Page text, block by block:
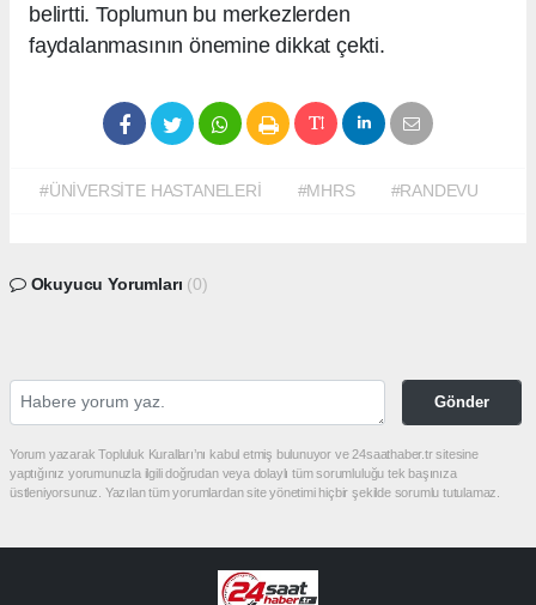
belirtti. Toplumun bu merkezlerden
faydalanmasının önemine dikkat çekti.
#ÜNİVERSİTE HASTANELERİ #MHRS #RANDEVU
Okuyucu Yorumları (0)
Gönder
Yorum yazarak Topluluk Kuralları’nı kabul etmiş bulunuyor ve 24saathaber.tr sitesine
yaptığınız yorumunuzla ilgili doğrudan veya dolaylı tüm sorumluluğu tek başınıza
üstleniyorsunuz. Yazılan tüm yorumlardan site yönetimi hiçbir şekilde sorumlu tutulamaz.